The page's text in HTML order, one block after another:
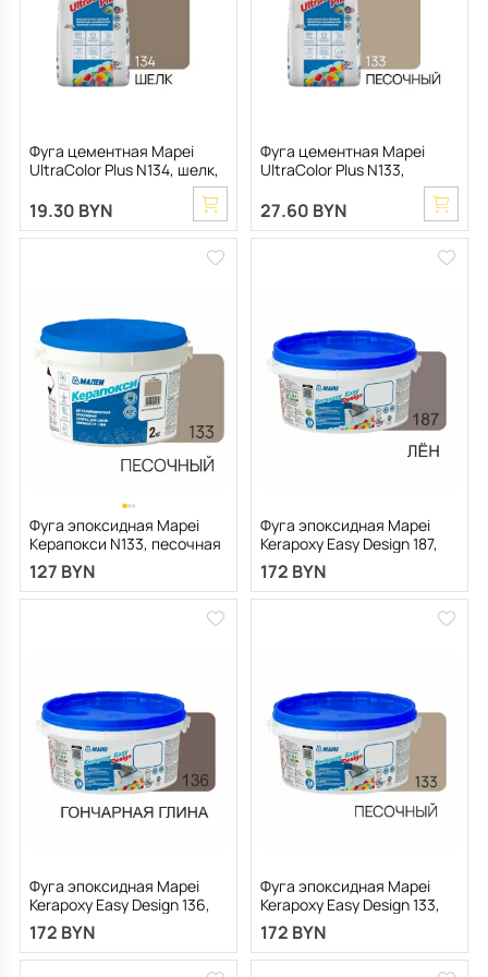
Фуга цементная Mapei
UltraColor Plus N134, шелк,
19.30 BYN
Фуга цементная Mapei
UltraColor Plus N133,
27.60 BYN
Фуга эпоксидная Mapei
Керапокси N133, песочная
2 кг
127 BYN
Фуга эпоксидная Mapei
Kerapoxy Easy Design 187,
лен, 1.5 кг
172 BYN
Фуга эпоксидная Mapei
Kerapoxy Easy Design 136,
гончарная глина, 1.5 кг
172 BYN
Фуга эпоксидная Mapei
Kerapoxy Easy Design 133,
песочная, 1.5 кг
172 BYN